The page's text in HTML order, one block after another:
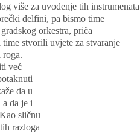
više za uvođenje tih instrumenata
delfini, pa bismo time
orkestra, priča
stvorili uvjete za stvaranje
roga.
već
da u
da je i
sličnu
razloga